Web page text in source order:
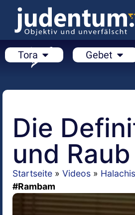
Tora Gebet
Die
und
Startseite » Videos »
#Rambam